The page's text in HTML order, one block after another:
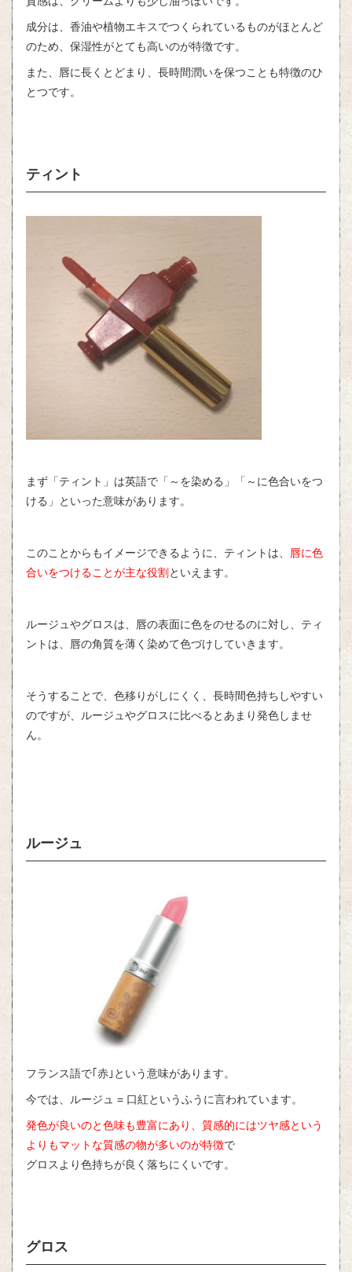
成分は、香油や植物エキスでつくられているものがほとんど
のため、保湿性がとても高いのが特徴です。
また、唇に長くとどまり、長時間潤いを保つことも特徴のひ
とつです。
ティント
まず「ティント」は英語で「～を染める」「～に色合いをつ
ける」といった意味があります。
このことからもイメージできるように、ティントは、 唇に色
合いをつけることが主な役割 といえます。
ルージュやグロスは、唇の表面に色をのせるのに対し、ティ
ントは、唇の角質を薄く染めて色づけしていきます。
そうすることで、色移りがしにくく、長時間色持ちしやすい
のですが、ルージュやグロスに比べるとあまり発色しませ
ん。
ルージュ
フランス語で｢赤｣という意味があります。
今では、ルージュ = 口紅というふうに言われています。
発色が良いのと色味も豊富にあり、質感的にはツヤ感という
よりもマットな質感の物が多いのが特徴で
グロスより色持ちが良く落ちにくいです。
グロス